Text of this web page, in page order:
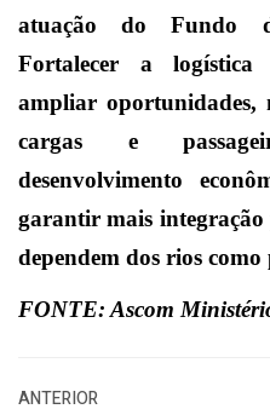
atuação do Fundo
Fortalecer a
ampliar oportunidades,
cargas e
desenvolvimento
garantir mais integração
dependem dos rios
FONTE: Ascom
ANTERIOR